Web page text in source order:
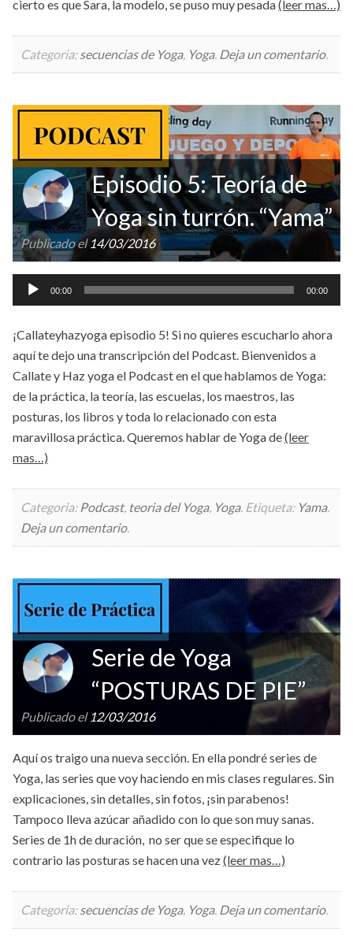
cierto es que Sara, la modelo, se puso muy pesada(leer mas…)
Categoria:secuencias de Yoga, Yoga. Deja un comentario.
Episodio 5: Teoría de
Yoga sin turrón. “Yama”
Publicado el 14/03/2016
Reproductor
de
00:00 00:00
¡Callateyhazyoga episodio 5! Si no quieres escucharlo ahora
aquí te dejo una transcripción del Podcast. Bienvenidos a
Callate y Haz yoga el Podcast en el que hablamos de Yoga:
de la práctica, la teoría, las escuelas, los maestros, las
posturas, los libros y toda lo relacionado con esta
maravillosa práctica. Queremos hablar de Yoga de(leer
mas…)
Categoria: Podcast, teoria del Yoga, Yoga. Etiqueta: Yama.
Deja un comentario.
Serie de Yoga
“POSTURAS DE PIE”
Publicado el 12/03/2016
Aquí os traigo una nueva sección. En ella pondré series de
Yoga, las series que voy haciendo en mis clases regulares. Sin
explicaciones, sin detalles, sin fotos, ¡sin parabenos!
Tampoco lleva azúcar añadido con lo que son muy sanas.
Series de 1h de duración, no ser que se especifique lo
contrario las posturas se hacen una vez(leer mas…)
Categoria:secuencias de Yoga, Yoga. Deja un comentario.